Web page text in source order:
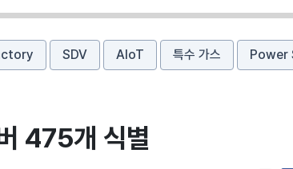
SDV AIoT 특수 가스 Power
475개 식별